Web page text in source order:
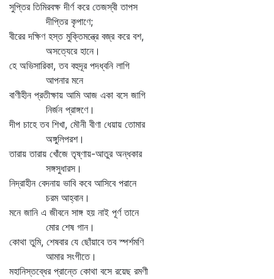
সুপ্তির তিমিরবক্ষ দীর্ণ করে তেজস্বী তাপস
দীপ্তির কৃপাণে;
বীরের দক্ষিণ হস্ত মুক্তিমন্ত্রে বজ্র করে বশ,
অসত্যেরে হানে।
হে অভিসারিকা, তব বহুদূর পদধ্বনি লাগি
আপনার মনে
বাণীহীন প্রতীক্ষায় আমি আজ একা বসে জাগি
নির্জন প্রাঙ্গণে।
দীপ চাহে তব শিখা, মৌনী বীণা ধেয়ায় তোমার
অঙ্গুলিপরশ।
তারায় তারায় খোঁজে তৃষ্ণায়-আতুর অন্ধকার
সঙ্গসুধারস।
নিদ্রাহীন বেদনায় ভাবি কবে আসিবে পরানে
চরম আহ্বান।
মনে জানি এ জীবনে সাঙ্গ হয় নাই পূর্ণ তানে
মোর শেষ গান।
কোথা তুমি, শেষবার যে ছোঁয়াবে তব স্পর্শমণি
আমার সংগীতে।
মহানিস্তব্ধের প্রান্তে কোথা বসে রয়েছ রমণী